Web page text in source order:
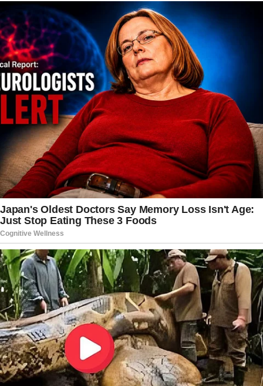
dos produtos, órgãos de defesa do consumidor
destacam a importância de acompanhar apenas
informações divulgadas por canais oficiais. Em
situações de grande repercussão, é comum
surgirem boatos e informações incompletas que
podem gerar ainda mais dúvidas. Por isso, a
recomendação é consultar os comunicados
emitidos pela empresa, pelas autoridades
sanitárias e pelos órgãos de proteção ao
consumidor. Dessa forma, os clientes
conseguem verificar com precisão se foram
afetados pela medida e quais passos devem
seguir para exercer seus direitos.
Enquanto o processo de recolhimento continua
em andamento, consumidores permanecem
atentos às atualizações sobre o caso. A
expectativa é que todas as unidades
identificadas sejam retiradas de circulação
dentro do prazo previsto, garantindo
tranquilidade ao público e reforçando os